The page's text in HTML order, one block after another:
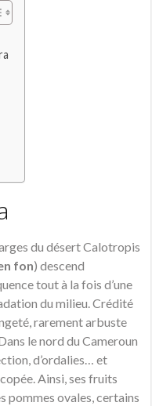
du désert Calotropis
fon) descend
tout à la fois d’une
du milieu. Crédité
rarement arbuste
le nord du Cameroun
d’ordalies… et
Ainsi, ses fruits
pommes ovales, certains